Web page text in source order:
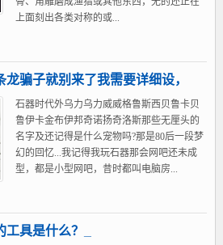
上面刻出各类对称的或...
骗子就别来了我需要详细设，
石器时代外乌力乌力威威格鲁斯西贝鲁卡贝
鲁伊卡金布伊邦奇诺扬奇洛斯那些无厘头的
名字及还记得是什么宠物吗?那是80后一段梦
幻的回忆...我记得我玩石器那会网吧还未成
型，都是小型网吧，昔时都叫电脑房...
具是什么？_